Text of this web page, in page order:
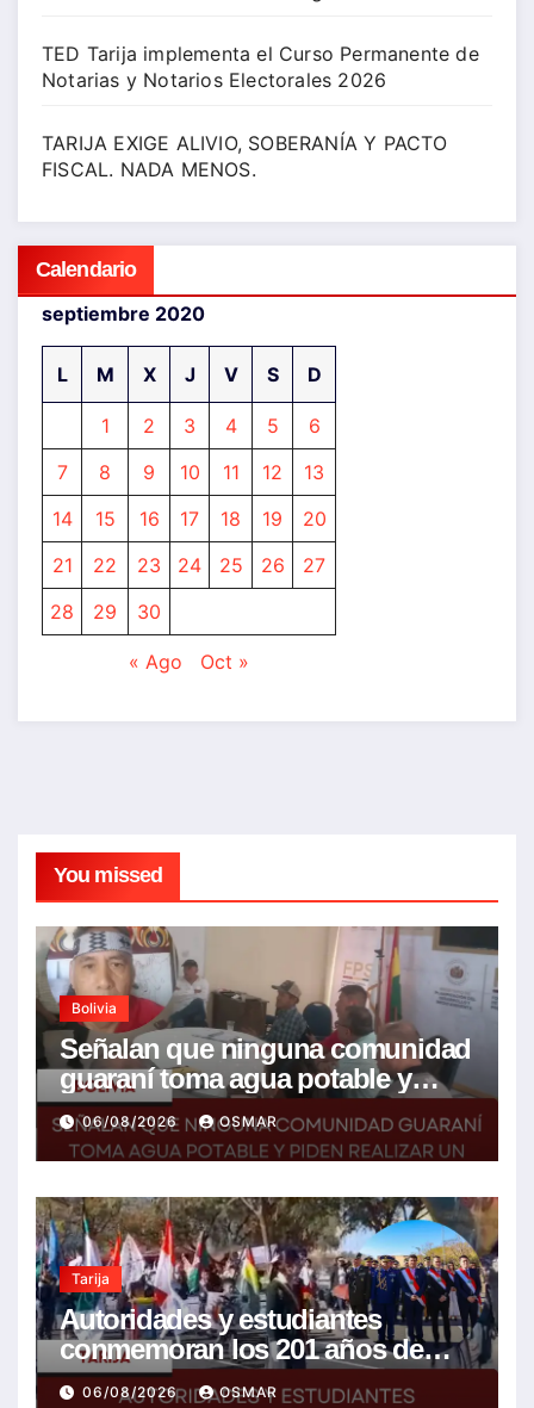
TED Tarija implementa el Curso Permanente de
Notarias y Notarios Electorales 2026
TARIJA EXIGE ALIVIO, SOBERANÍA Y PACTO
FISCAL. NADA MENOS.
Calendario
septiembre 2020
L M X J V S D
1 2 3 4 5
6
7
8 9 10 11 12
13
14
15 16 17 18 19
20
21
22 23 24 25 26
27
28
29 30
« Ago Oct »
You missed
Bolivia
Señalan que ninguna comunidad
guaraní toma agua potable y
piden realizar un Foro para
resolver la problemática
06/08/2026 OSMAR
Tarija
Autoridades y estudiantes
conmemoran los 201 años de
Bolivia con la esperanza de un
06/08/2026 OSMAR